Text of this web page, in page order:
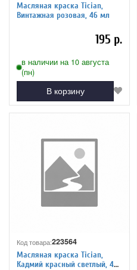
Масляная краска Tician,
Винтажная розовая, 46 мл
195 р.
в наличии на 10 августа
(пн)
В корзину
Код товара:223564
Масляная краска Tician,
Кадмий красный светлый, 46